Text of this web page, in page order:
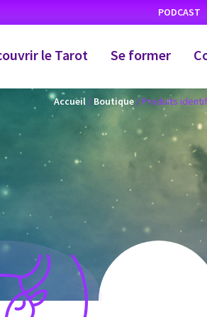
PODCAST
le Tarot Se former
Accueil/Boutique/ Produits